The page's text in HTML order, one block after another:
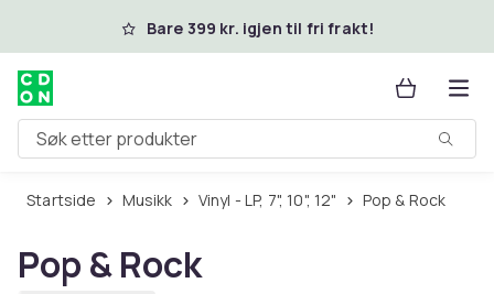
Hopp til hovedinnholdBare 399 kr. igjen til fri frakt!
Søk etter produkter
Startside Musikk Vinyl - LP, 7", 10", 12" Pop & Rock
Pop & Rock